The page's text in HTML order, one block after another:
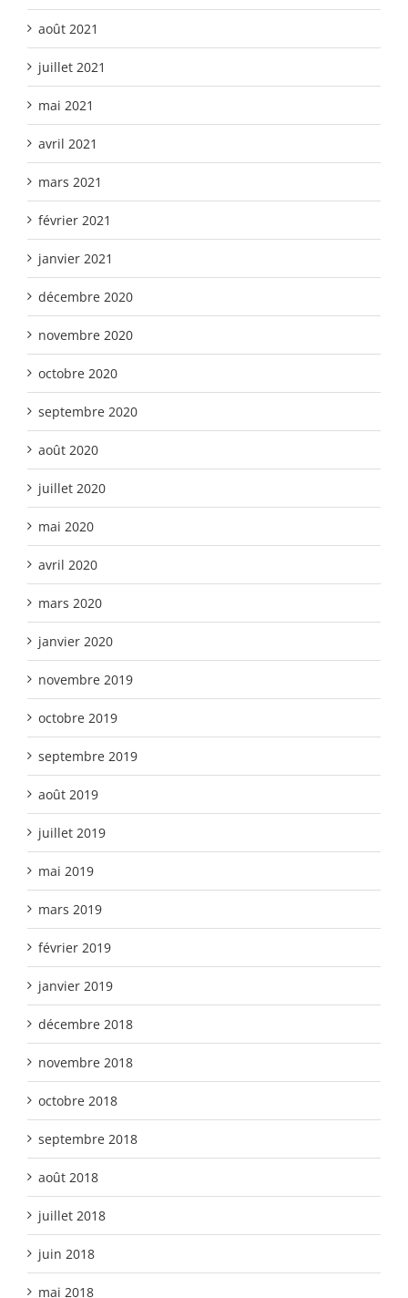
août 2021
juillet 2021
mai 2021
avril 2021
mars 2021
février 2021
janvier 2021
décembre 2020
novembre 2020
octobre 2020
septembre 2020
août 2020
juillet 2020
mai 2020
avril 2020
mars 2020
janvier 2020
novembre 2019
octobre 2019
septembre 2019
août 2019
juillet 2019
mai 2019
mars 2019
février 2019
janvier 2019
décembre 2018
novembre 2018
octobre 2018
septembre 2018
août 2018
juillet 2018
juin 2018
mai 2018